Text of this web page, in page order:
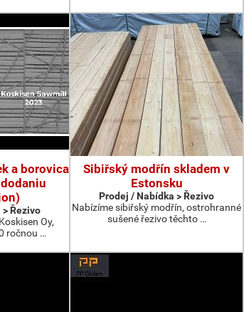
a borovica
Řezivo
Oy,
ročnou …
Sibiřský modřín skladem v
Estonsku
Prodej / Nabídka > Řezivo
Nabízíme sibiřský modřín, ostrohranné
sušené řezivo těchto …